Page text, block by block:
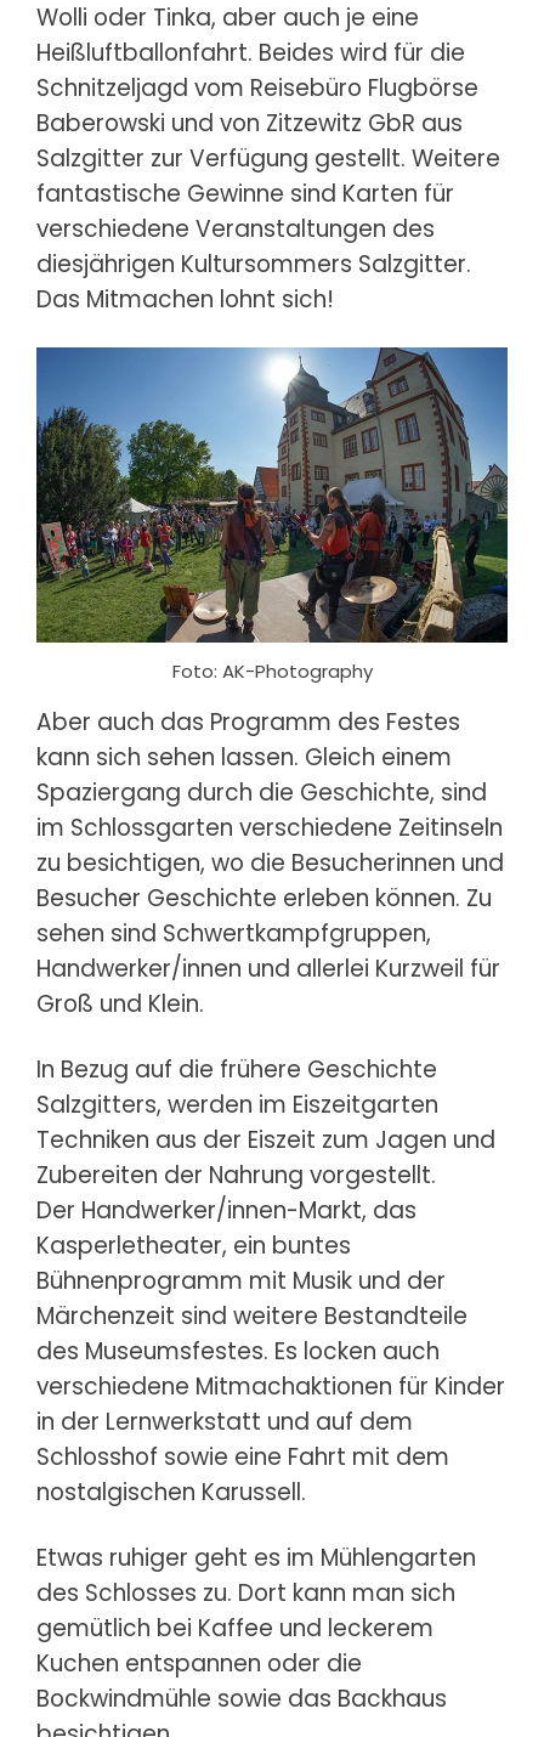
Wolli oder Tinka, aber auch je eine
Heißluftballonfahrt. Beides wird für die
Schnitzeljagd vom Reisebüro Flugbörse
Baberowski und von Zitzewitz GbR aus
Salzgitter zur Verfügung gestellt. Weitere
fantastische Gewinne sind Karten für
verschiedene Veranstaltungen des
diesjährigen Kultursommers Salzgitter.
Das Mitmachen lohnt sich!
Foto: AK-Photography
Aber auch das Programm des Festes
kann sich sehen lassen. Gleich einem
Spaziergang durch die Geschichte, sind
im Schlossgarten verschiedene Zeitinseln
zu besichtigen, wo die Besucherinnen und
Besucher Geschichte erleben können. Zu
sehen sind Schwertkampfgruppen,
Handwerker/innen und allerlei Kurzweil für
Groß und Klein.
In Bezug auf die frühere Geschichte
Salzgitters, werden im Eiszeitgarten
Techniken aus der Eiszeit zum Jagen und
Zubereiten der Nahrung vorgestellt.
Der Handwerker/innen-Markt, das
Kasperletheater, ein buntes
Bühnenprogramm mit Musik und der
Märchenzeit sind weitere Bestandteile
des Museumsfestes. Es locken auch
verschiedene Mitmachaktionen für Kinder
in der Lernwerkstatt und auf dem
Schlosshof sowie eine Fahrt mit dem
nostalgischen Karussell.
Etwas ruhiger geht es im Mühlengarten
des Schlosses zu. Dort kann man sich
gemütlich bei Kaffee und leckerem
Kuchen entspannen oder die
Bockwindmühle sowie das Backhaus